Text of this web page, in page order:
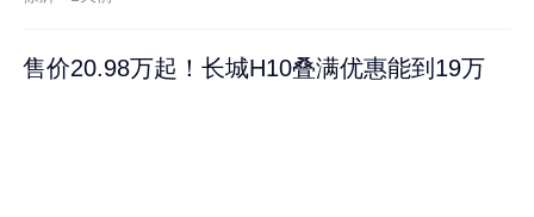
售价20.98万起！长城H10叠满优惠能到19万